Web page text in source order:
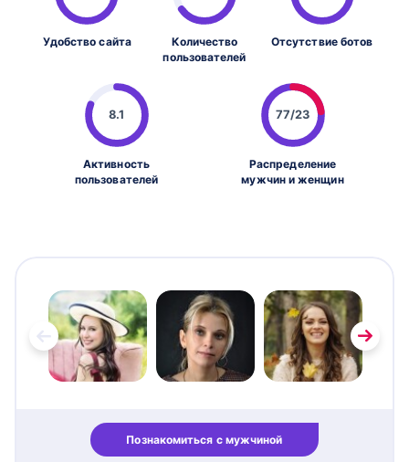
Удобство сайта
Количество
пользователей
Отсутствие ботов
8.1
Активность
пользователей
77/23
Распределение
мужчин и женщин
Познакомиться с мужчиной